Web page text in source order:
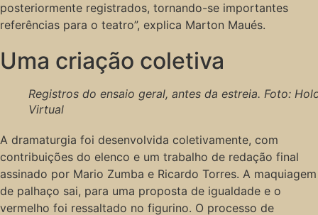
posteriormente registrados, tornando-se importantes
referências para o teatro”, explica Marton Maués.
Uma criação coletiva
Registros do ensaio geral, antes da estreia. Foto:
Virtual
A dramaturgia foi desenvolvida coletivamente, com
contribuições do elenco e um trabalho de redação final
assinado por Mario Zumba e Ricardo Torres. A maquiagem
de palhaço sai, para uma proposta de igualdade e o
vermelho foi ressaltado no figurino. O processo de